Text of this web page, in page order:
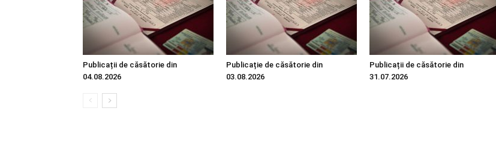
Publicații de căsătorie din
04.08.2026
Publicație de căsătorie din
03.08.2026
Publicații de căsătorie din
31.07.2026